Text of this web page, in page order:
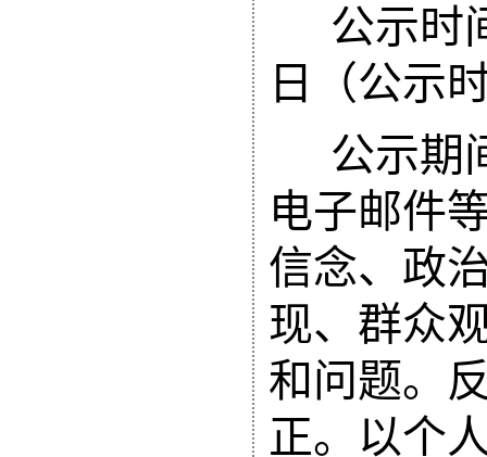
公示时
日（公示
公示期
电子邮件
信念、政
现、群众
和问题。
正。以个